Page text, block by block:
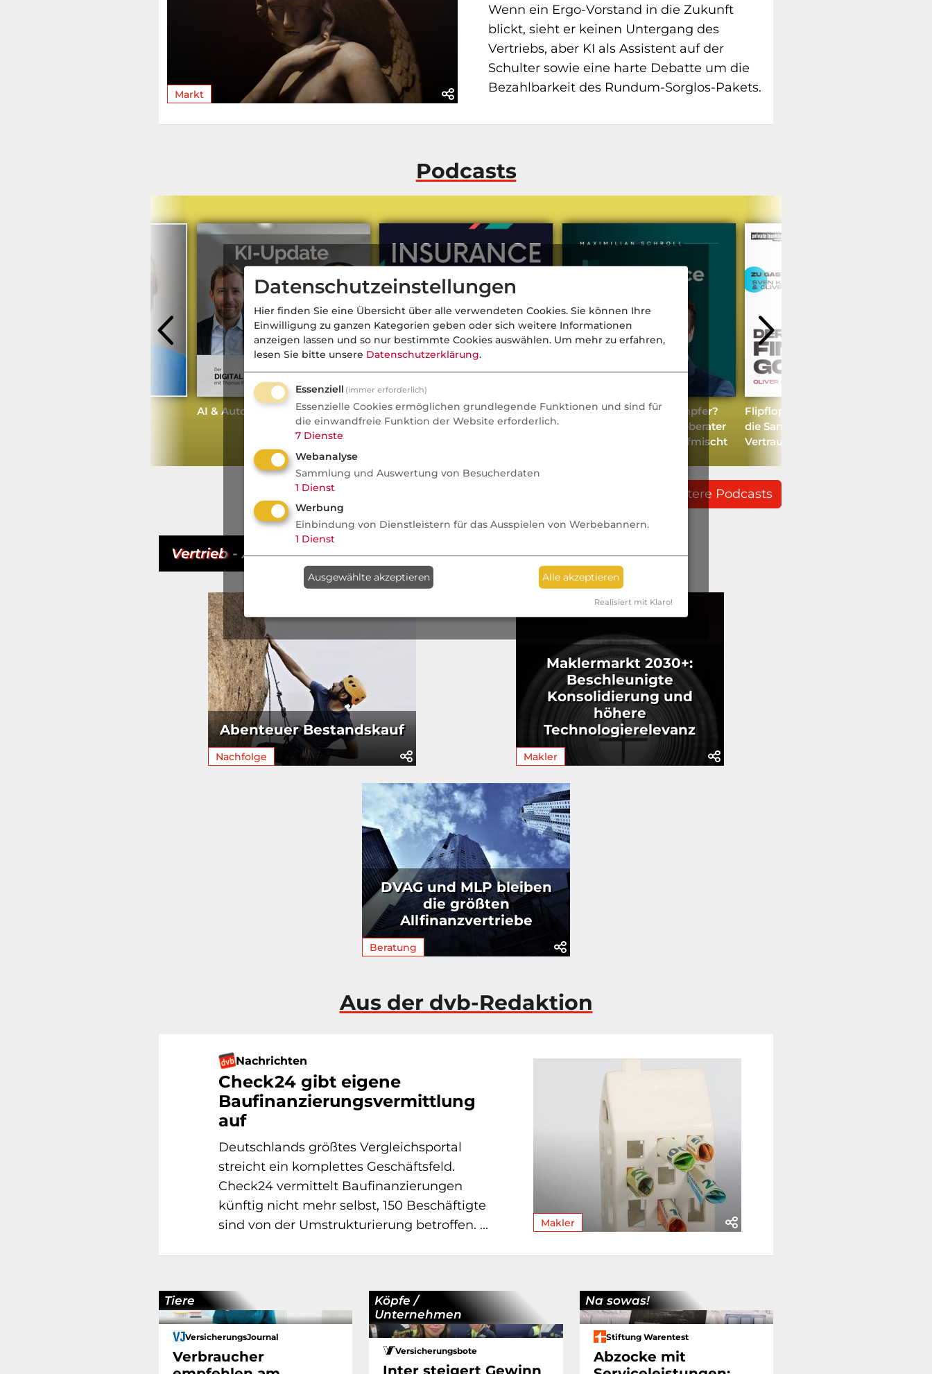
Markt
Wenn ein Ergo-Vorstand in die Zukunft
blickt, sieht er keinen Untergang des
Vertriebs, aber KI als Assistent auf der
Schulter sowie eine harte Debatte um die
Bezahlbarkeit des Rundum-Sorglos-Pakets.
Podcasts
AI & Automation Update
Kann eine Lampe Leben retten?
Die Zukunft von Smart Home,
Das Ende der Einzelkämpfer?
Wie das Deutsche Ärzteberater
Netzwerk den Markt aufmischt
Flipflops, Millionen-Deals und
die Sansibar – wie man auf Sylt
Vertrauen aufbaut
weitere Podcasts
Vertrieb- Aktuell
Abenteuer Bestandskauf
Nachfolge
Maklermarkt 2030+:
Beschleunigte
Konsolidierung und
höhere
Technologierelevanz
Makler
DVAG und MLP bleiben
die größten
Allfinanzvertriebe
Beratung
Aus der dvb-Redaktion
Makler
Nachrichten
Check24 gibt eigene
Baufinanzierungsvermittlung
auf
Deutschlands größtes Vergleichsportal
streicht ein komplettes Geschäftsfeld.
Check24 vermittelt Baufinanzierungen
künftig nicht mehr selbst, 150 Beschäftigte
sind von der Umstrukturierung betroffen. ...
Tiere
VersicherungsJournal
Verbraucher
Köpfe /
Unternehmen
Versicherungsbote
Inter steigert Gewinn
Na sowas!
Stiftung Warentest
Abzocke mit
Datenschutzeinstellungen
Hier finden Sie eine Übersicht über alle verwendeten Cookies. Sie können Ihre
Einwilligung zu ganzen Kategorien geben oder sich weitere Informationen
anzeigen lassen und so nur bestimmte Cookies auswählen. Um mehr zu erfahren,
lesen Sie bitte unsere Datenschutzerklärung.
Essenziell (immer erforderlich)
Essenzielle Cookies ermöglichen grundlegende Funktionen und sind für
die einwandfreie Funktion der Website erforderlich.
7 Dienste
Webanalyse
Sammlung und Auswertung von Besucherdaten
1 Dienst
Werbung
Einbindung von Dienstleistern für das Ausspielen von Werbebannern.
1 Dienst
Ausgewählte akzeptieren Alle akzeptieren
Realisiert mit Klaro!